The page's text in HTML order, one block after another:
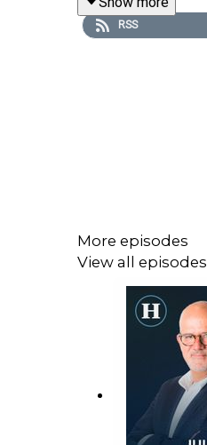
RSS
More episodes
View all episodes